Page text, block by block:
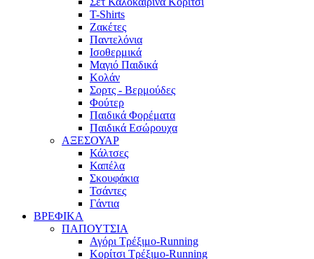
T-Shirts
Ζακέτες
Παντελόνια
Ισοθερμικά
Μαγιό Παιδικά
Κολάν
Σορτς - Βερμούδες
Φούτερ
Παιδικά Φορέματα
Παιδικά Εσώρουχα
ΑΞΕΣΟΥΑΡ
Κάλτσες
Καπέλα
Σκουφάκια
Τσάντες
Γάντια
ΒΡΕΦΙΚΑ
ΠΑΠΟΥΤΣΙΑ
Αγόρι Τρέξιμο-Running
Κορίτσι Τρέξιμο-Running